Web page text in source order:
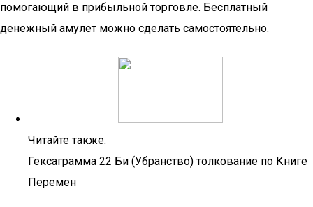
помогающий в прибыльной торговле. Бесплатный
денежный амулет можно сделать самостоятельно.
Читайте также:
Гексаграмма 22 Би (Убранство) толкование по Книге
Перемен